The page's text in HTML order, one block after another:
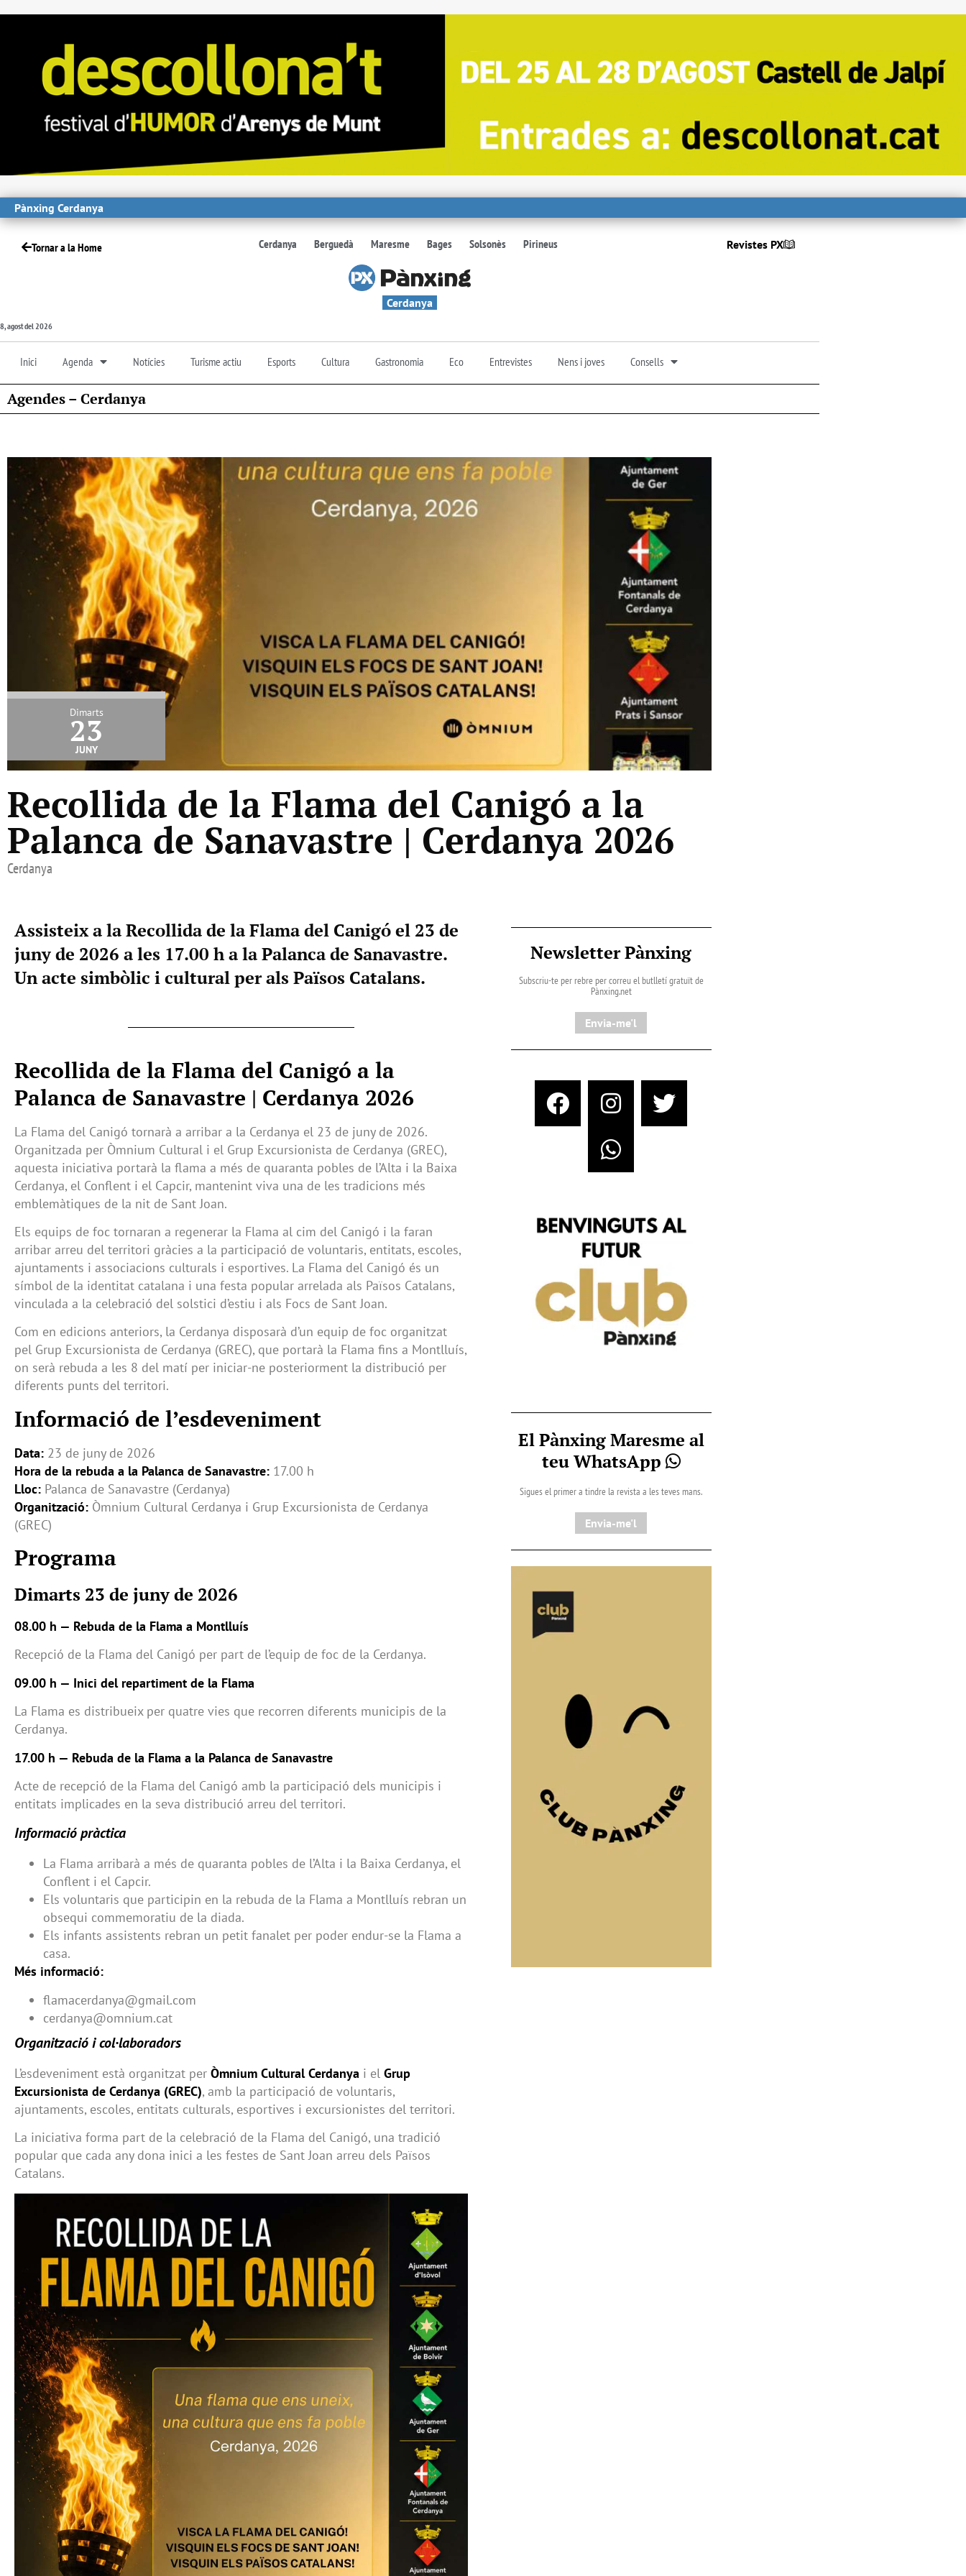
Pànxing Cerdanya
Tornar a la Home Cerdanya Berguedà Maresme Bages Solsonès Pirineus Revistes PX
Cerdanya
8, agost del 2026
Inici Agenda Notícies Turisme actiu Esports Cultura Gastronomia Eco Entrevistes Nens i joves Consells
Agendes – Cerdanya
Dimarts
23
juny
Recollida de la Flama del Canigó a la
Palanca de Sanavastre | Cerdanya 2026
Cerdanya
Assisteix a la Recollida de la Flama del Canigó el 23 de
juny de 2026 a les 17.00 h a la Palanca de Sanavastre.
Un acte simbòlic i cultural per als Països Catalans.
Recollida de la Flama del Canigó a la
Palanca de Sanavastre | Cerdanya 2026
La Flama del Canigó tornarà a arribar a la Cerdanya el 23 de juny de 2026.
Organitzada per Òmnium Cultural i el Grup Excursionista de Cerdanya (GREC),
aquesta iniciativa portarà la flama a més de quaranta pobles de l’Alta i la Baixa
Cerdanya, el Conflent i el Capcir, mantenint viva una de les tradicions més
emblemàtiques de la nit de Sant Joan.
Els equips de foc tornaran a regenerar la Flama al cim del Canigó i la faran
arribar arreu del territori gràcies a la participació de voluntaris, entitats, escoles,
ajuntaments i associacions culturals i esportives. La Flama del Canigó és un
símbol de la identitat catalana i una festa popular arrelada als Països Catalans,
vinculada a la celebració del solstici d’estiu i als Focs de Sant Joan.
Com en edicions anteriors, la Cerdanya disposarà d’un equip de foc organitzat
pel Grup Excursionista de Cerdanya (GREC), que portarà la Flama fins a Montlluís,
on serà rebuda a les 8 del matí per iniciar-ne posteriorment la distribució per
diferents punts del territori.
Informació de l’esdeveniment
Data: 23 de juny de 2026
Hora de la rebuda a la Palanca de Sanavastre: 17.00 h
Lloc: Palanca de Sanavastre (Cerdanya)
Organització: Òmnium Cultural Cerdanya i Grup Excursionista de Cerdanya
(GREC)
Programa
Dimarts 23 de juny de 2026
08.00 h — Rebuda de la Flama a Montlluís
Recepció de la Flama del Canigó per part de l’equip de foc de la Cerdanya.
09.00 h — Inici del repartiment de la Flama
La Flama es distribueix per quatre vies que recorren diferents municipis de la
Cerdanya.
17.00 h — Rebuda de la Flama a la Palanca de Sanavastre
Acte de recepció de la Flama del Canigó amb la participació dels municipis i
entitats implicades en la seva distribució arreu del territori.
Informació pràctica
La Flama arribarà a més de quaranta pobles de l’Alta i la Baixa Cerdanya, el
Conflent i el Capcir.
Els voluntaris que participin en la rebuda de la Flama a Montlluís rebran un
obsequi commemoratiu de la diada.
Els infants assistents rebran un petit fanalet per poder endur-se la Flama a
casa.
Més informació:
flamacerdanya@gmail.com
cerdanya@omnium.cat
Organització i col·laboradors
L’esdeveniment està organitzat per Òmnium Cultural Cerdanya i el Grup
Excursionista de Cerdanya (GREC), amb la participació de voluntaris,
ajuntaments, escoles, entitats culturals, esportives i excursionistes del territori.
La iniciativa forma part de la celebració de la Flama del Canigó, una tradició
popular que cada any dona inici a les festes de Sant Joan arreu dels Països
Catalans.
Newsletter Pànxing
Subscriu-te per rebre per correu el butlletí gratuït de
Pànxing.net​
Envia-me'l
El Pànxing Maresme al
teu WhatsApp
Sigues el primer a tindre la revista a les teves mans.
Envia-me'l